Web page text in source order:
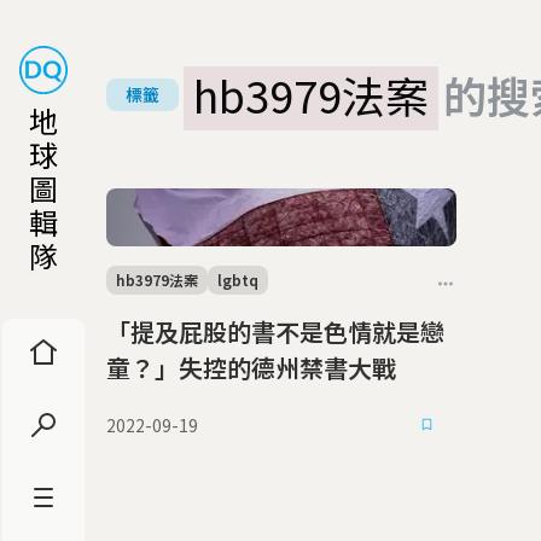
地
球
圖
輯
隊
標籤 hb3979法案 的
「提及屁股的書不是色情就是戀
童？」失控的德州禁書大戰
hb3979法案 lgbtq
2022-09-19